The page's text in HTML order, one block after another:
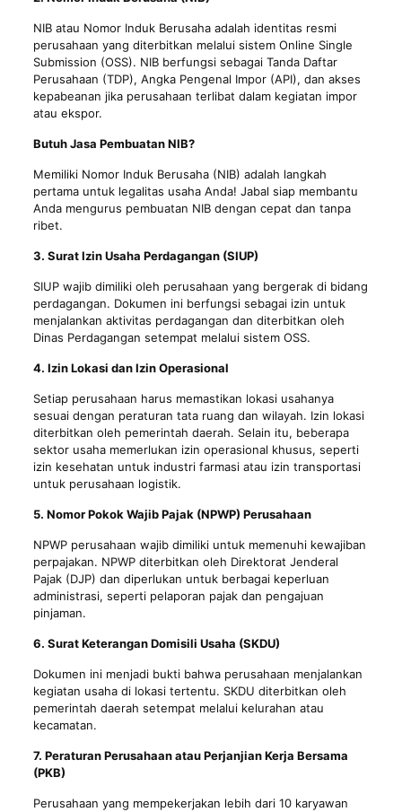
NIBatau Nomor Induk Berusaha adalah identitas resmi
perusahaan yang diterbitkan melalui sistem Online Single
Submission (OSS). NIB berfungsi sebagai Tanda Daftar
Perusahaan (TDP), Angka Pengenal Impor (API), dan akses
kepabeanan jika perusahaan terlibat dalam kegiatan impor
atau ekspor.
Butuh Jasa Pembuatan NIB?
Memiliki Nomor Induk Berusaha (NIB) adalah langkah
pertama untuk legalitas usaha Anda! Jabal siap membantu
Anda mengurus pembuatan NIB dengan cepat dan tanpa
ribet.
3. Surat Izin Usaha Perdagangan (SIUP)
SIUP wajib dimiliki oleh perusahaan yang bergerak di bidang
perdagangan. Dokumen ini berfungsi sebagai izin untuk
menjalankan aktivitas perdagangan dan diterbitkan oleh
Dinas Perdagangan setempat melalui sistem OSS.
4. Izin Lokasi dan Izin Operasional
Setiap perusahaan harus memastikan lokasi usahanya
sesuai dengan peraturan tata ruang dan wilayah. Izin lokasi
diterbitkan oleh pemerintah daerah. Selain itu, beberapa
sektor usaha memerlukan izin operasional khusus, seperti
izin kesehatan untuk industri farmasi atau izin transportasi
untuk perusahaan logistik.
5. Nomor Pokok Wajib Pajak (NPWP) Perusahaan
NPWP perusahaan wajib dimiliki untuk memenuhi kewajiban
perpajakan. NPWP diterbitkan oleh Direktorat Jenderal
Pajak (DJP) dan diperlukan untuk berbagai keperluan
administrasi, seperti pelaporan pajak dan pengajuan
pinjaman.
6. Surat Keterangan Domisili Usaha (SKDU)
Dokumen ini menjadi bukti bahwa perusahaan menjalankan
kegiatan usaha di lokasi tertentu. SKDU diterbitkan oleh
pemerintah daerah setempat melalui kelurahan atau
kecamatan.
7. Peraturan Perusahaan atau Perjanjian Kerja Bersama
(PKB)
Perusahaan yang mempekerjakan lebih dari 10 karyawan